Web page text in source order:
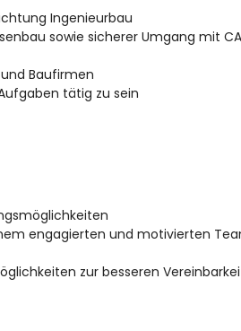
Ingenieurbau
sowie sicherer Umgang mit
Baufirmen
tätig zu sein
engagierten und motivierten
zur besseren